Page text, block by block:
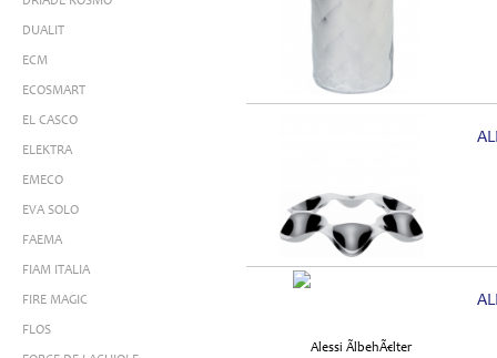
DUALIT
ECM
ECOSMART
EL CASCO
ELEKTRA
EMECO
EVA SOLO
FAEMA
FIAM ITALIA
FIRE MAGIC
FLOS